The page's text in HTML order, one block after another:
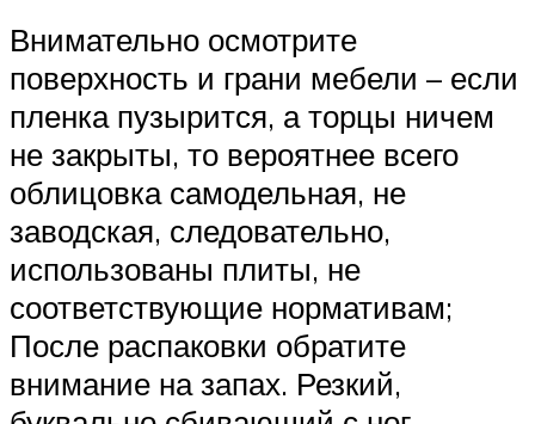
Внимательно осмотрите
поверхность и грани мебели – если
пленка пузырится, а торцы ничем
не закрыты, то вероятнее всего
облицовка самодельная, не
заводская, следовательно,
использованы плиты, не
соответствующие нормативам;
После распаковки обратите
внимание на запах. Резкий,